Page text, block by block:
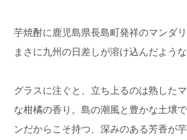
芋焼酎に鹿児島県長島町発祥のマンダ
まさに九州の日差しが溶け込んだような
グラスに注ぐと、立ち上るのは熟した
な柑橘の香り。島の潮風と豊かな土壌
ンだからこそ持つ、深みのある芳香が